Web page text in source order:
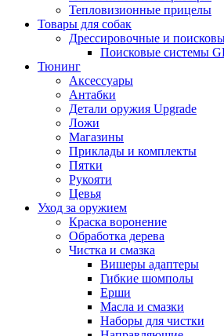
Тепловизионные прицелы
Товары для собак
Дрессировочные и
Поисковые системы
Тюнинг
Аксессуары
Антабки
Детали оружия Upgrade
Ложи
Магазины
Приклады и комплекты
Пятки
Рукояти
Цевья
Уход за оружием
Краска воронение
Обработка дерева
Чистка и смазка
Вишеры адаптеры
Гибкие шомполы
Ерши
Масла и смазки
Наборы для чистки